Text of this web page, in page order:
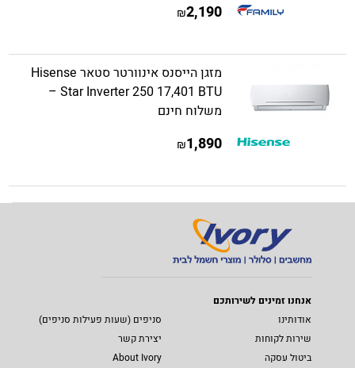
2,190
₪
מזגן הייסנס אינוורטר סטאר Hisense
Star Inverter 250 17,401 BTU –
משלוח חינם
1,890
₪
אנחנו זמינים לשירותכם
אודותינו
סניפים (שעות פעילות סניפים)
שירות לקוחות
יצירת קשר
ביטול עסקה
About Ivory